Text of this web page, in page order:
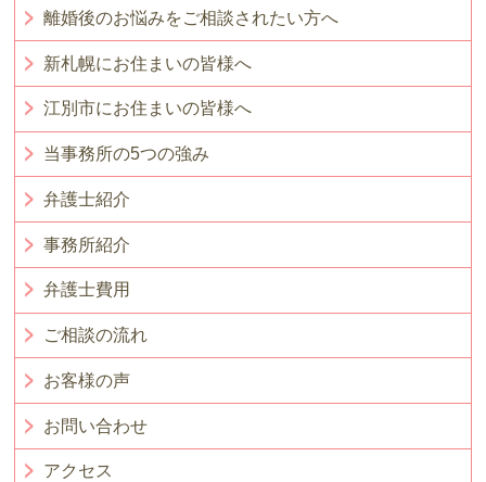
離婚後のお悩みをご相談されたい方へ
新札幌にお住まいの皆様へ
江別市にお住まいの皆様へ
当事務所の5つの強み
弁護士紹介
事務所紹介
弁護士費用
ご相談の流れ
お客様の声
お問い合わせ
アクセス